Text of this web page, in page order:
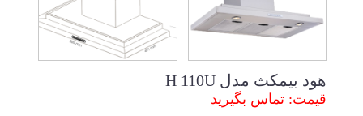
هود بیمکث مدل H 110U
قیمت: تماس بگیرید